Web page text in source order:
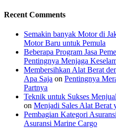
Recent Comments
Semakin banyak Motor di
Motor Baru untuk Pemula
Beberapa Program Jasa
Pentingnya Menjaga
Membersihkan Alat Berat
Apa Saja on Pentingnya
Partnya
Teknik untuk Sukses
on Menjadi Sales Alat Berat
Pembagian Kategori
Asuransi Marine Cargo